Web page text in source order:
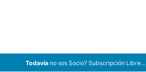
Todavíano sos Socio? Subscripción Libre...